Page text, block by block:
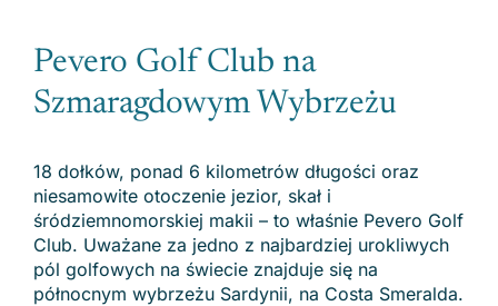
Pevero Golf Club na
Szmaragdowym Wybrzeżu
18 dołków, ponad 6 kilometrów długości oraz
niesamowite otoczenie jezior, skał i
śródziemnomorskiej makii – to właśnie Pevero Golf
Club. Uważane za jedno z najbardziej urokliwych
pól golfowych na świecie znajduje się na
północnym wybrzeżu Sardynii, na Costa Smeralda.